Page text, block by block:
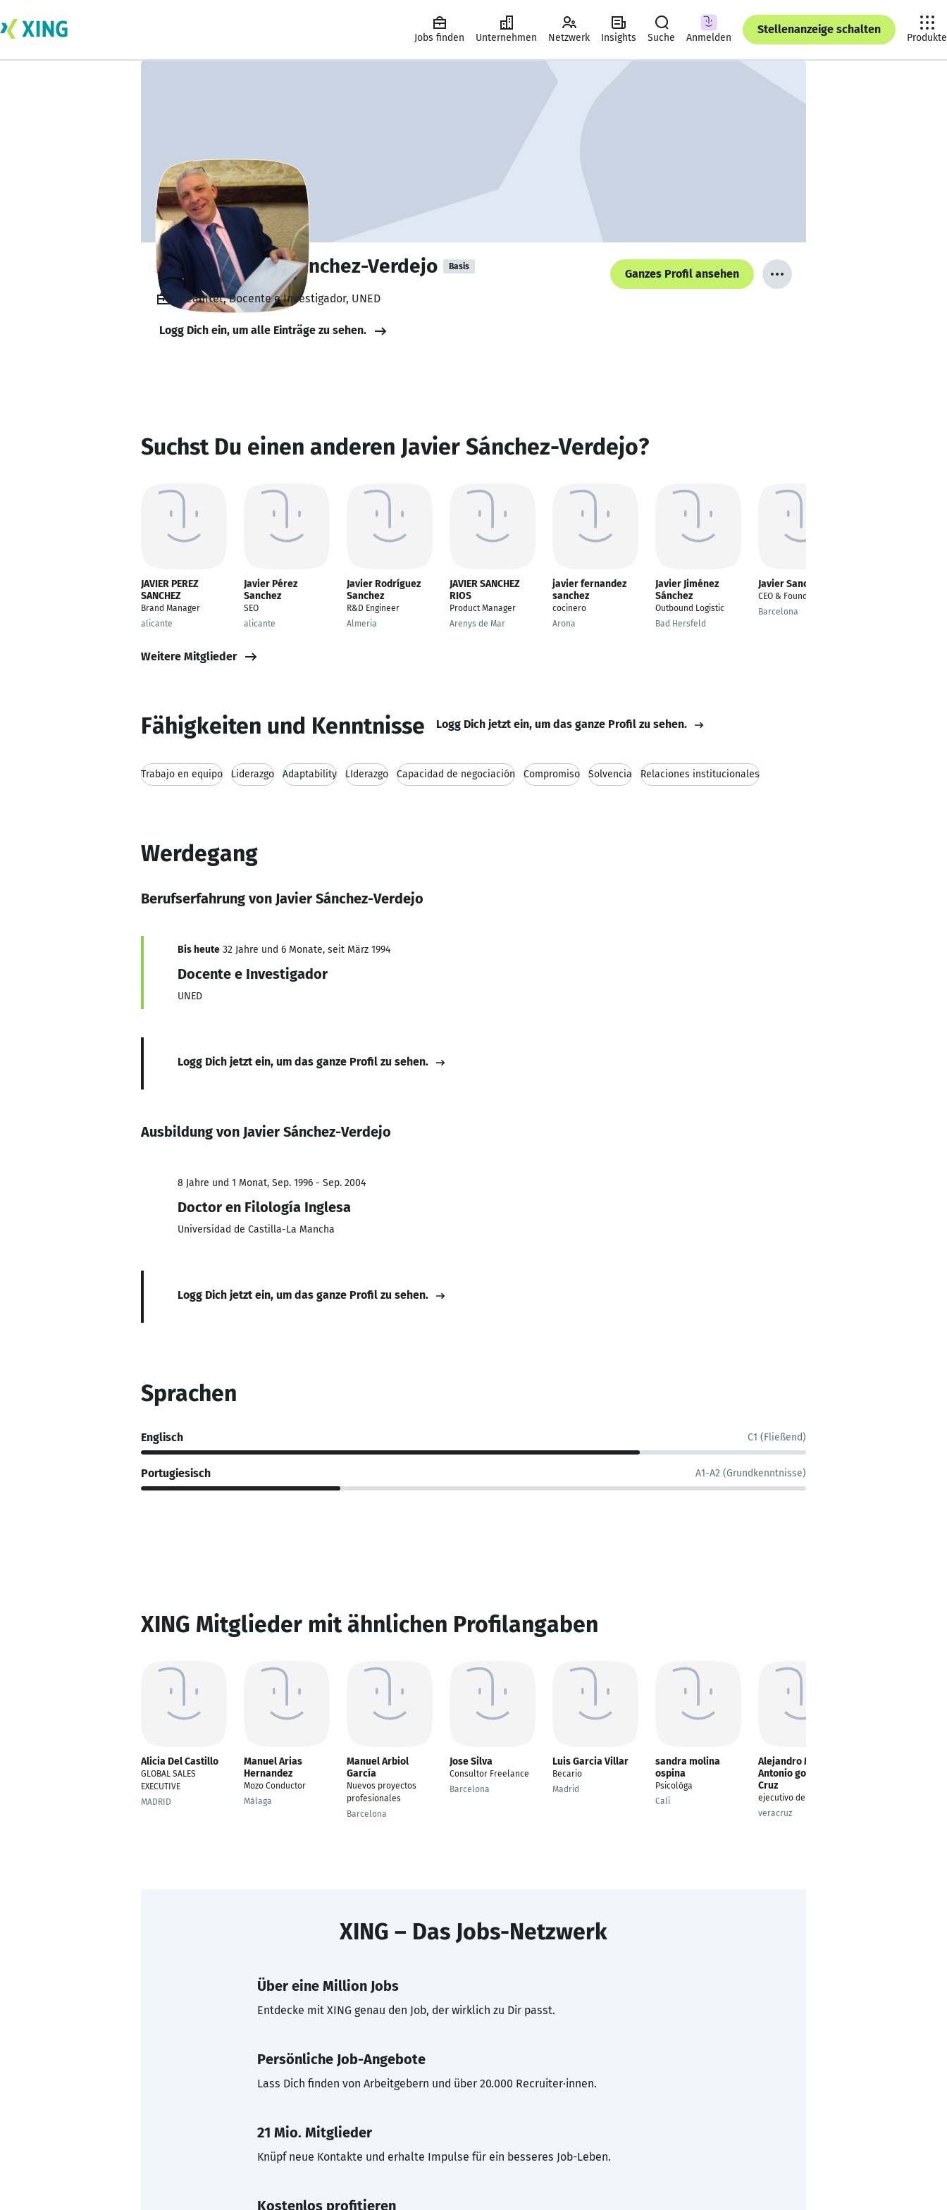
Jobs finden Unternehmen Netzwerk Insights Suche Anmelden
Stellenanzeige schalten
Produkte
Prof. Dr. Javier Sánchez-Verdejo Basis
Ganzes Profil ansehen
Beamtet, Docente e Investigador, UNED
Logg Dich ein, um alle Einträge zu sehen.
Suchst Du einen anderen Javier Sánchez-Verdejo?
JAVIER PEREZ
SANCHEZ
Brand Manager
alicante
Javier Pérez
Sanchez
SEO
alicante
Javier Rodríguez
Sanchez
R&D Engineer
Almeria
JAVIER SANCHEZ
RIOS
Product Manager
Arenys de Mar
javier fernandez
sanchez
cocinero
Arona
Javier Jiménez
Sánchez
Outbound Logistic
Bad Hersfeld
Javier Sanchez
CEO & Founder
Barcelona
Weitere Mitglieder
Fähigkeiten und Kenntnisse Logg Dich jetzt ein, um das ganze Profil zu sehen.
Trabajo en equipo Liderazgo Adaptability LIderazgo Capacidad de negociación Compromiso Solvencia Relaciones institucionales
Werdegang
Berufserfahrung von Javier Sánchez-Verdejo
Bis heute 32 Jahre und 6 Monate, seit März 1994
Docente e Investigador
UNED
Logg Dich jetzt ein, um das ganze Profil zu sehen.
Ausbildung von Javier Sánchez-Verdejo
8 Jahre und 1 Monat, Sep. 1996 - Sep. 2004
Doctor en Filología Inglesa
Universidad de Castilla-La Mancha
Logg Dich jetzt ein, um das ganze Profil zu sehen.
Sprachen
Englisch C1 (Fließend)
Portugiesisch A1-A2 (Grundkenntnisse)
XING Mitglieder mit ähnlichen Profilangaben
Alicia Del Castillo
GLOBAL SALES
EXECUTIVE
MADRID
Manuel Arias
Hernandez
Mozo Conductor
Málaga
Manuel Arbiol
García
Nuevos proyectos
profesionales
Barcelona
Jose Silva
Consultor Freelance
Barcelona
Luis Garcia Villar
Becario
Madrid
sandra molina
ospina
Psicológa
Cali
Alejandro Marco
Antonio gonzalez
Cruz
ejecutivo de cuenta
veracruz
XING – Das Jobs-Netzwerk
Über eine Million Jobs
Entdecke mit XING genau den Job, der wirklich zu Dir passt.
Persönliche Job-Angebote
Lass Dich finden von Arbeitgebern und über 20.000 Recruiter·innen.
21 Mio. Mitglieder
Knüpf neue Kontakte und erhalte Impulse für ein besseres Job-Leben.
Kostenlos profitieren